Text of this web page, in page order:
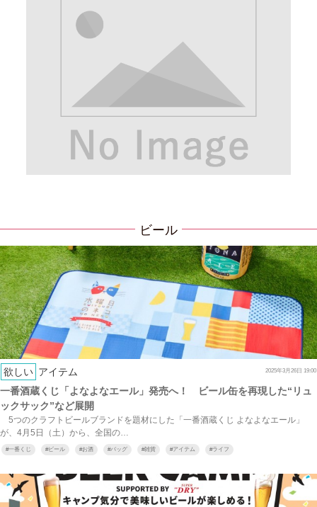
ビール
欲しい アイテム 2025年3月26日 19:00
一番酒蔵くじ「よなよなエール」発売へ！ ビール缶を再現した“リュ
ックサック”など展開
5つのクラフトビールブランドを題材にした「一番酒蔵くじ よなよなエール」
が、4月5日（土）から、全国の…
#一番くじ #ビール #お酒 #バッグ #雑貨 #アイテム #ライフ